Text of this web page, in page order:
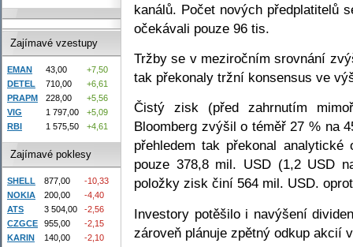
kanálů. Počet nových předplatitelů
očekávali pouze 96 tis.
Tržby se v meziročním srovnání
tak překonaly tržní konsensus ve
Čistý zisk (před zahrnutím
Bloomberg zvýšil o téměř 27 % na
přehledem tak překonal
pouze 378,8 mil. USD (1,2 USD
položky zisk činí 564 mil. USD.
Investory potěšilo i navýšení
zároveň plánuje zpětný odkup akcií
Zajímavé vzestupy
EMAN 43,00
+7,50
DETEL
710,00
+6,61
PRAPM
228,00
+5,56
VIG
1 797,00
+5,09
RBI
1 575,50 +4,61
Zajímavé poklesy
SHELL 877,00
-10,33
NOKIA
200,00
-4,40
ATS
3 504,00
-2,56
CZGCE
955,00
-2,15
KARIN
140,00 -2,10